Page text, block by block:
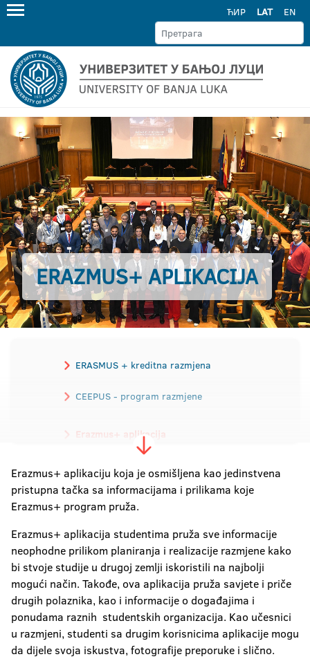
ЋИР LAT EN
ERAZMUS+ APLIKACIJA
ERASMUS + kreditna razmjena
CEEPUS - program razmjene
Erazmus+ aplikacija
Održiva mobilnost
Iskustva sa razmjene
Viza i privremeni boravak
Kurs srpskog jezika za strance
Erazmus+ aplikaciju koja je osmišljena kao jedinstvena
pristupna tačka sa informacijama i prilikama koje
Erazmus+ program pruža.
Erazmus+ aplikacija studentima pruža sve informacije
neophodne prilikom planiranja i realizacije razmjene kako
bi stvoje studije u drugoj zemlji iskoristili na najbolji
mogući način. Takođe, ova aplikacija pruža savjete i priče
drugih polaznika, kao i informacije o događajima i
ponudama raznih studentskih organizacija. Kao učesnici
u razmjeni, studenti sa drugim korisnicima aplikacije mogu
da dijele svoja iskustva, fotografije preporuke i slično.